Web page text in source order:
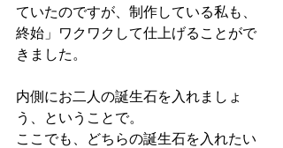
ていたのですが、制作している私も、
終始」ワクワクして仕上げることがで
きました。
内側にお二人の誕生石を入れましょ
う、ということで。
ここでも、どちらの誕生石を入れたい